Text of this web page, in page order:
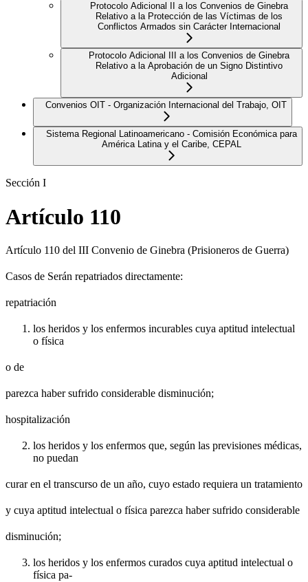
Protocolo Adicional II a los Convenios de Ginebra
Relativo a la Protección de las Víctimas de los
Conflictos Armados sin Carácter Internacional
Protocolo Adicional III a los Convenios de Ginebra
Relativo a la Aprobación de un Signo Distintivo
Adicional
Convenios OIT - Organización Internacional del Trabajo, OIT
Sistema Regional Latinoamericano - Comisión Económica para
América Latina y el Caribe, CEPAL
Sección I
Artículo 110
Artículo 110 del III Convenio de Ginebra (Prisioneros de Guerra)
Casos de Serán repatriados directamente:
repatriación
los heridos y los enfermos incurables cuya aptitud intelectual
o física
o de
parezca haber sufrido considerable disminución;
hospitalización
los heridos y los enfermos que, según las previsiones médicas,
no puedan
curar en el transcurso de un año, cuyo estado requiera un tratamiento
y cuya aptitud intelectual o física parezca haber sufrido considerable
disminución;
los heridos y los enfermos curados cuya aptitud intelectual o
física pa-